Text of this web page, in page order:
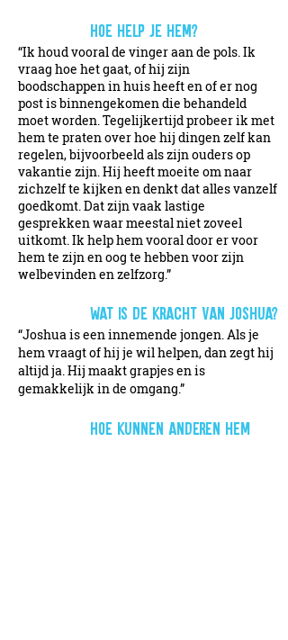
Hoe help je hem?
“Ik houd vooral de vinger aan de pols. Ik
vraag hoe het gaat, of hij zijn
boodschappen in huis heeft en of er nog
post is binnengekomen die behandeld
moet worden. Tegelijkertijd probeer ik met
hem te praten over hoe hij dingen zelf kan
regelen, bijvoorbeeld als zijn ouders op
vakantie zijn. Hij heeft moeite om naar
zichzelf te kijken en denkt dat alles vanzelf
goedkomt. Dat zijn vaak lastige
gesprekken waar meestal niet zoveel
uitkomt. Ik help hem vooral door er voor
hem te zijn en oog te hebben voor zijn
welbevinden en zelfzorg.”
Wat is de kracht van Joshua?
“Joshua is een innemende jongen. Als je
hem vraagt of hij je wil helpen, dan zegt hij
altijd ja. Hij maakt grapjes en is
gemakkelijk in de omgang.”
Hoe kunnen anderen hEM